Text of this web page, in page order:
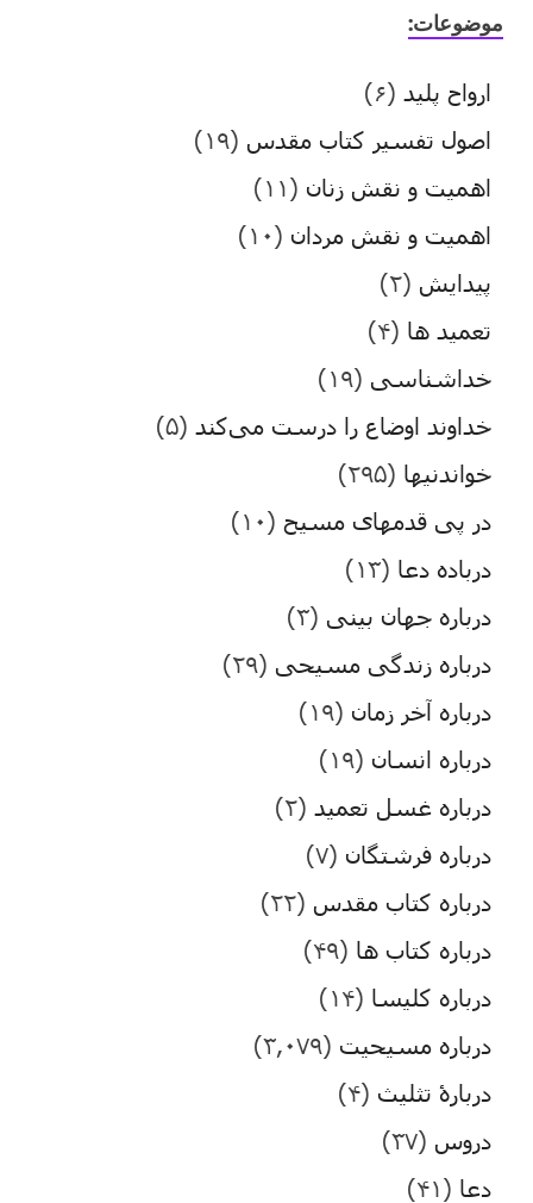
موضوعات:
ارواح پلید (۶)
اصول تفسیر کتاب مقدس (۱۹)
اهمیت و نقش زنان (۱۱)
اهمیت و نقش مردان (۱۰)
پیدایش (۲)
تعمید ها (۴)
خداشناسی (۱۹)
خداوند اوضاع را درست می‌کند (۵)
خواندنیها (۲۹۵)
در پی قدمهای مسیح (۱۰)
درباده دعا (۱۳)
درباره جهان بینی (۳)
درباره زندگی مسیحی (۲۹)
درباره آخر زمان (۱۹)
درباره انسان (۱۹)
درباره غسل تعمید (۲)
درباره فرشتگان (۷)
درباره کتاب مقدس (۲۲)
درباره کتاب ها (۴۹)
درباره کلیسا (۱۴)
درباره مسیحیت (۳,۰۷۹)
دربارۀ تثلیث (۴)
دروس (۳۷)
دعا (۴۱)